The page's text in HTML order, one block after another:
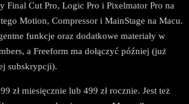
Final Cut Pro, Logic Pro i Pixelmator Pro na
Motion, Compressor i MainStage na Macu.
funkcje oraz dodatkowe materiały w
a Freeform ma dołączyć później (już
subskrypcji).
zł miesięcznie lub 499 zł rocznie. Jest też